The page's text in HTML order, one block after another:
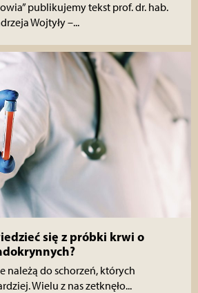
publikujemy tekst prof. dr. hab.
Wojtyły –...
się z próbki krwi o
należą do schorzeń, których
Wielu z nas zetknęło...